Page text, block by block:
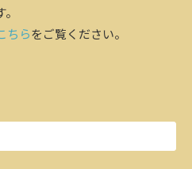
ちらをご覧ください。